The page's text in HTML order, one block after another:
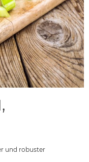
und robuster